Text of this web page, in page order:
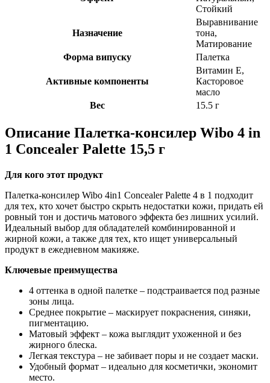
Стойкий
Назначение
Выравнивание
тона,
Матирование
Форма випуску
Палетка
Активные компоненты
Витамин Е,
Касторовое
масло
Вес
15.5 г
Описание Палетка-консилер Wibo 4 in
1 Concealer Palette 15,5 г
Для кого этот продукт
Палетка-консилер Wibo 4in1 Concealer Palette 4 в 1 подходит
для тех, кто хочет быстро скрыть недостатки кожи, придать ей
ровный тон и достичь матового эффекта без лишних усилий.
Идеальный выбор для обладателей комбинированной и
жирной кожи, а также для тех, кто ищет универсальный
продукт в ежедневном макияже.
Ключевые преимущества
4 оттенка в одной палетке – подстраивается под разные
зоны лица.
Среднее покрытие – маскирует покраснения, синяки,
пигментацию.
Матовый эффект – кожа выглядит ухоженной и без
жирного блеска.
Легкая текстура – не забивает поры и не создает маски.
Удобный формат – идеально для косметички, экономит
место.